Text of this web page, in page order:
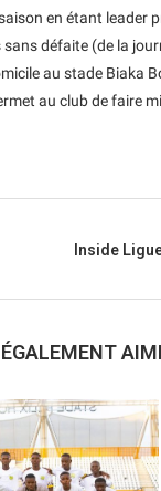
en étant leader
défaite (de la
au stade Biaka
au club de faire
Inside